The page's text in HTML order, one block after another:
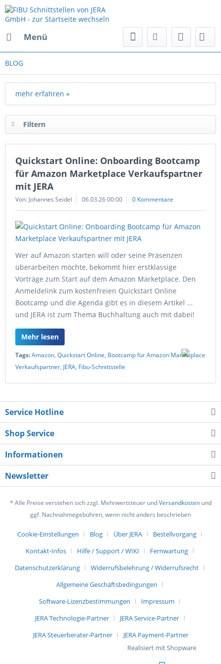
Menü
BLOG
mehr erfahren »
Filtern
Quickstart Online: Onboarding Bootcamp
für Amazon Marketplace Verkaufspartner
mit JERA
Von: Johannes Seidel 06.03.26 00:00 0 Kommentare
Wer auf Amazon starten will oder seine Präsenzen
überarbeiten möchte, bekommt hier erstklassige
Vorträge zum Start auf dem Amazon Marketplace. Den
Anmeldelink zum kostenfreien Quickstart Online
Bootcamp und die Agenda gibt es in diesem Artikel ...
und JERA ist zum Thema Buchhaltung auch mit dabei!
Mehr lesen
Tags:Amazon, Quickstart Online, Bootcamp für Amazon Marketplace
Verkaufspartner, JERA, Fibu-Schnittstelle
Service Hotline
Shop Service
Informationen
Newsletter
* Alle Preise verstehen sich zzgl. Mehrwertsteuer undVersandkostenund
ggf. Nachnahmegebühren, wenn nicht anders beschrieben
Cookie-Einstellungen Blog Über JERA
Bestellvorgang
Kontakt-Infos
Hilfe / Support / WIKI
Fernwartung
Datenschutzerklärung
Widerrufsbelehrung / Widerrufsrecht
Allgemeine Geschäftsbedingungen
Software-Lizenzbestimmungen
Impressum
JERA Technologie-Partner
JERA Service-Partner
JERA Steuerberater-Partner
JERA Payment-Partner
Realisiert mit Shopware